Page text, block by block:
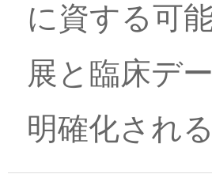
に資する可
展と臨床デ
明確化され